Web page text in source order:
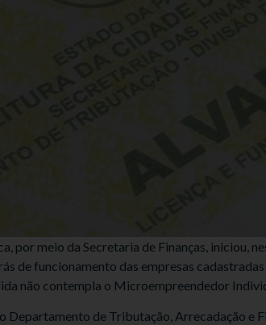
por meio da Secretaria de Finanças, iniciou,
de funcionamento das empresas
não contempla o Microempreendedor
Departamento de Tributação, Arrecadação e